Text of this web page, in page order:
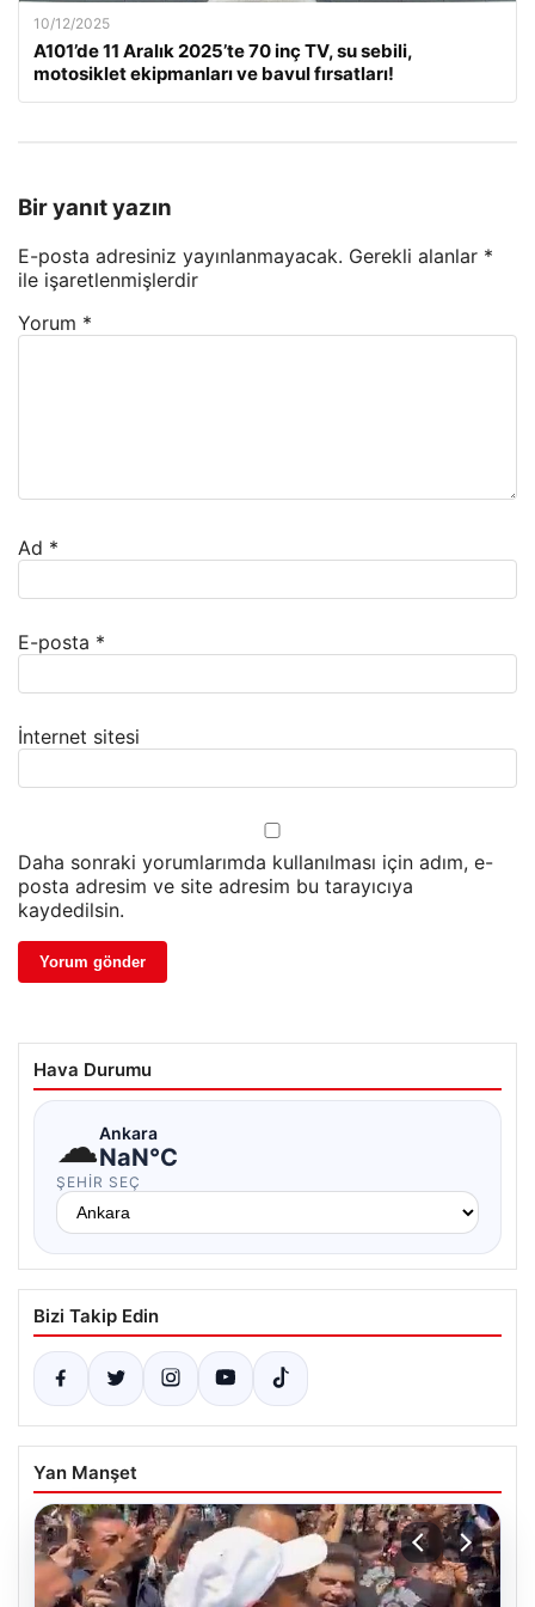
10/12/2025
A101’de 11 Aralık 2025’te 70 inç TV, su sebili,
motosiklet ekipmanları ve bavul fırsatları!
Bir yanıt yazın
E-posta adresiniz yayınlanmayacak. Gerekli alanlar *
ile işaretlenmişlerdir
Yorum *
Ad *
E-posta *
İnternet sitesi
Daha sonraki yorumlarımda kullanılması için adım, e-
posta adresim ve site adresim bu tarayıcıya
kaydedilsin.
Hava Durumu
☁Ankara
NaN°C
ŞEHIR SEÇ
Bizi Takip Edin
Yan Manşet